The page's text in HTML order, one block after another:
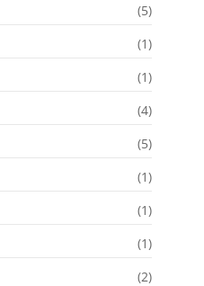
(5)
(1)
(1)
(4)
(5)
(1)
(1)
(1)
(2)